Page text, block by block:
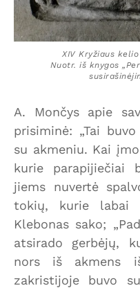
XIV Kryžiaus
Nuotr. iš knygos
A. Mončys apie
prisiminė: „Tai
su akmeniu. Kai
kurie parapijiečiai
jiems nuvertė
tokių, kurie labai
Klebonas sako;
atsirado gerbėjų,
nors iš akmens
zakristijoje buvo